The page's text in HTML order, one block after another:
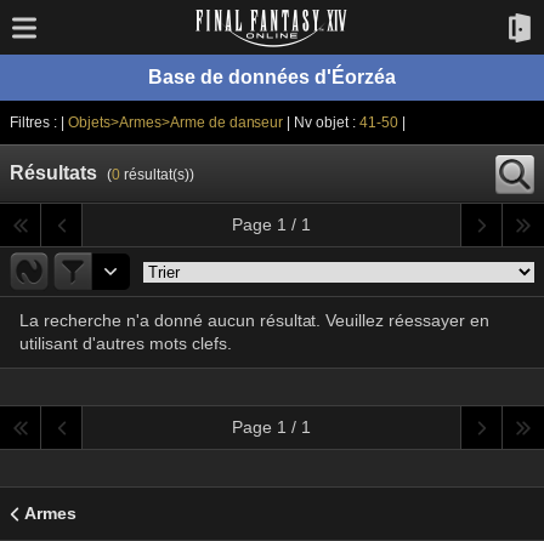
Base de données d'Éorzéa
Filtres : | Objets>Armes>Arme de danseur | Nv objet :41-50
Résultats (0résultat(s))
Page 1 / 1
La recherche n'a donné aucun résultat. Veuillez réessayer en
utilisant d'autres mots clefs.
Page 1 / 1
Armes